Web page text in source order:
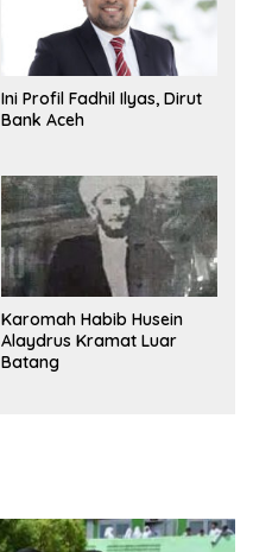
Ini Profil Fadhil Ilyas, Dirut
Bank Aceh
Karomah Habib Husein
Alaydrus Kramat Luar
Batang